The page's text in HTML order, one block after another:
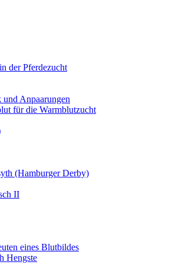
der Pferdezucht
Anpaarungen
für die Warmblutzucht
(Hamburger Derby)
II
eines Blutbildes
Hengste